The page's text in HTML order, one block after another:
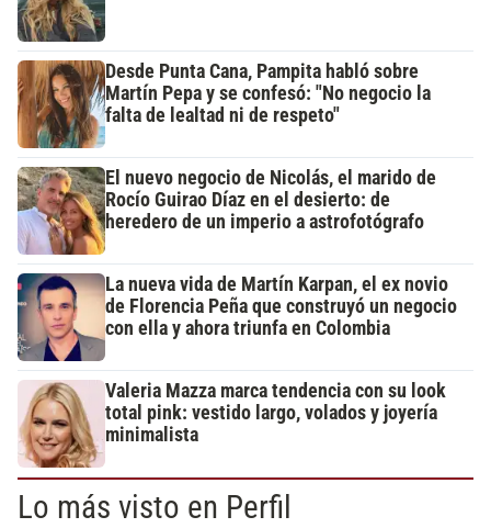
Desde Punta Cana, Pampita habló sobre
Martín Pepa y se confesó: "No negocio la
falta de lealtad ni de respeto"
El nuevo negocio de Nicolás, el marido de
Rocío Guirao Díaz en el desierto: de
heredero de un imperio a astrofotógrafo
La nueva vida de Martín Karpan, el ex novio
de Florencia Peña que construyó un negocio
con ella y ahora triunfa en Colombia
Valeria Mazza marca tendencia con su look
total pink: vestido largo, volados y joyería
minimalista
Lo más visto en Perfil